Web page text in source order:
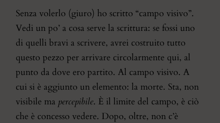
Senza volerlo (giuro) ho scritto “campo visivo”.
Vedi un po’ a cosa serve la scrittura: se fossi uno
di quelli bravi a scrivere, avrei costruito tutto
questo pezzo per arrivare circolarmente qui, al
punto da dove ero partito. Al campo visivo. A
cui si è aggiunto un elemento: la morte. Sta, non
visibile ma percepibile. È il limite del campo, è ciò
che è concesso vedere. Dopo, oltre, non c’è